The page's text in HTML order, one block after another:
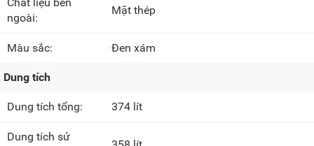
ngoài:
Mặt thép
Màu sắc: Đen xám
Dung tích
Dung tích tổng: 374 lít
Dung tích sử